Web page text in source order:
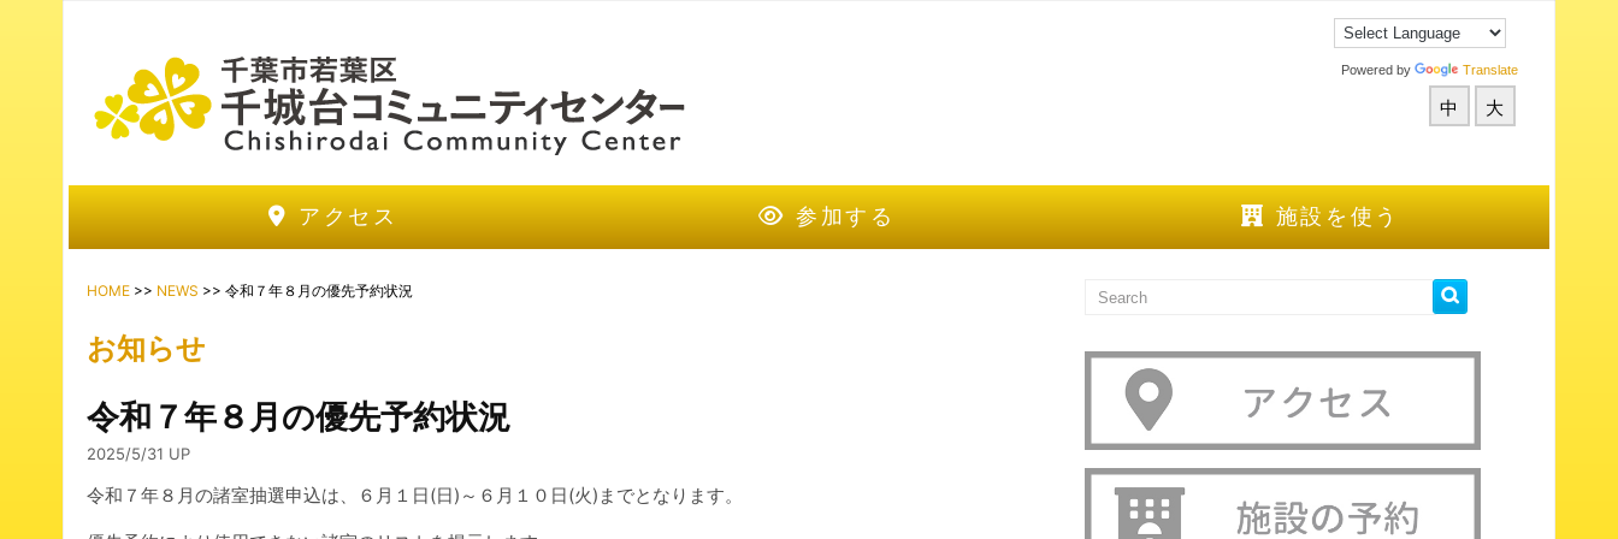
Powered by Translate
中 大
アクセス 参加する 施設を使う
HOME >> NEWS >> 令和７年８月の優先予約状況
お知らせ
令和７年８月の優先予約状況
2025/5/31 UP
令和７年８月の諸室抽選申込は、６月１日(日)～６月１０日(火)までとなります。